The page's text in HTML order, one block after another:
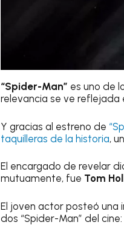
“Spider-Man” es uno de
relevancia se ve reflejada
Y gracias al estreno de
taquilleras de la historia,
El encargado de revelar
mutuamente, fue Tom
El joven actor posteó una
dos “Spider-Man” del cine: